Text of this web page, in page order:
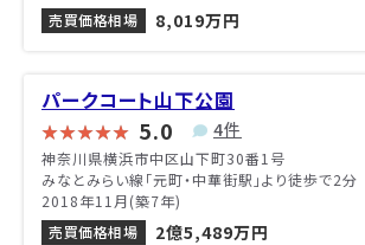
売買価格相場
8,019万円
パークコート山下公園
5.0 4件
神奈川県横浜市中区山下町30番1号
みなとみらい線「元町・中華街駅」より徒歩で2分
2018年11月(築7年)
売買価格相場
2億5,489万円